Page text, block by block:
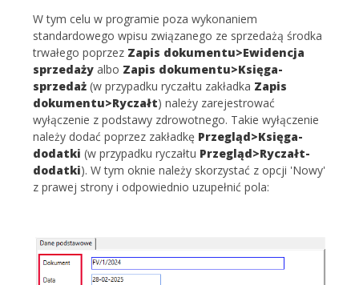
W tym celu w programie poza wykonaniem
standardowego wpisu związanego ze sprzedażą środka
trwałego poprzez Zapis dokumentu>Ewidencja
sprzedaży albo Zapis dokumentu>Księga-
sprzedaż (w przypadku ryczałtu zakładka Zapis
dokumentu>Ryczałt) należy zarejestrować
wyłączenie z podstawy zdrowotnego. Takie wyłączenie
należy dodać poprzez zakładkę Przegląd>Księga-
dodatki (w przypadku ryczałtu Przegląd>Ryczałt-
dodatki). W tym oknie należy skorzystać z opcji 'Nowy'
z prawej strony i odpowiednio uzupełnić pola: